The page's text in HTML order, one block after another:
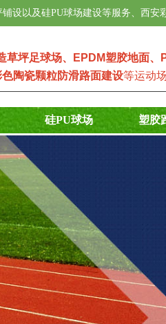
草坪足球场、 EPDM塑胶地面、
色陶瓷颗粒防滑路面建设等运动
设以及硅PU球场建设等服务、西安
硅PU球场 塑胶